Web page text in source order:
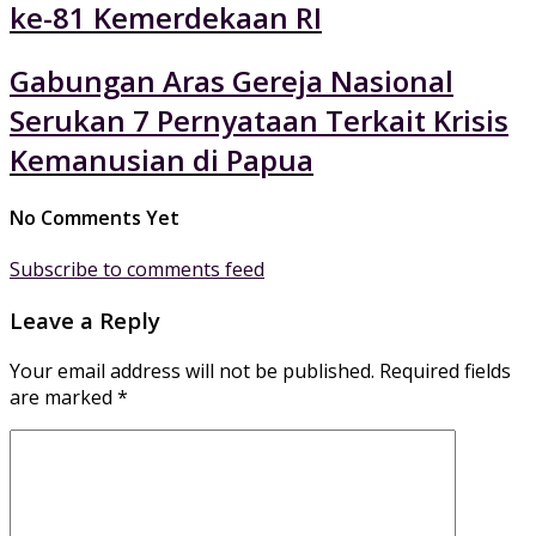
ke-81 Kemerdekaan RI
Gabungan Aras Gereja Nasional
Serukan 7 Pernyataan Terkait Krisis
Kemanusian di Papua
No Comments Yet
Subscribe to comments feed
Leave a Reply
Your email address will not be published. Required fields
are marked *